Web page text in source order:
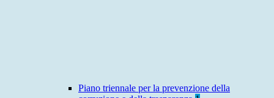
Piano triennale per la prevenzione della